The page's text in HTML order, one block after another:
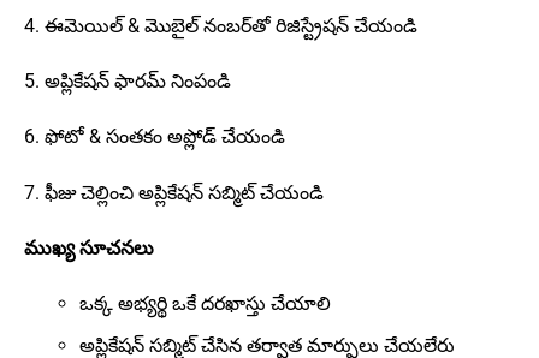
4. ఈమెయిల్ & మొబైల్ నంబర్‌తో రిజిస్ట్రేషన్ చేయండి
5. అప్లికేషన్ ఫారమ్ నింపండి
6. ఫోటో & సంతకం అప్లోడ్ చేయండి
7. ఫీజు చెల్లించి అప్లికేషన్ సబ్మిట్ చేయండి
ముఖ్య సూచనలు
ఒక్క అభ్యర్థి ఒకే దరఖాస్తు చేయాలి
అప్లికేషన్ సబ్మిట్ చేసిన తర్వాత మార్పులు చేయలేరు